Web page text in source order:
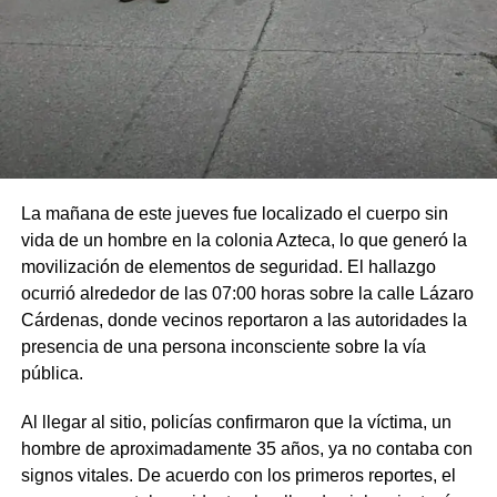
La mañana de este jueves fue localizado el cuerpo sin
vida de un hombre en la colonia Azteca, lo que generó la
movilización de elementos de seguridad. El hallazgo
ocurrió alrededor de las 07:00 horas sobre la calle Lázaro
Cárdenas, donde vecinos reportaron a las autoridades la
presencia de una persona inconsciente sobre la vía
pública.
Al llegar al sitio, policías confirmaron que la víctima, un
hombre de aproximadamente 35 años, ya no contaba con
signos vitales. De acuerdo con los primeros reportes, el